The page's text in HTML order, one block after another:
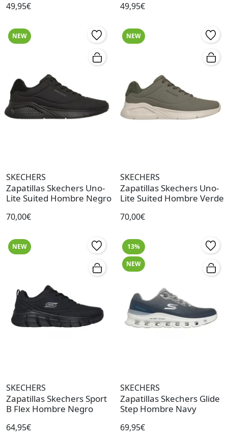
49,95€ 49,95€
NEW
SKECHERS
Zapatillas Skechers Uno-
Lite Suited Hombre Negro
70,00€
NEW
SKECHERS
Zapatillas Skechers Uno-
Lite Suited Hombre Verde
70,00€
NEW
SKECHERS
Zapatillas Skechers Sport
B Flex Hombre Negro
64,95€
13%
NEW
SKECHERS
Zapatillas Skechers Glide
Step Hombre Navy
69,95€